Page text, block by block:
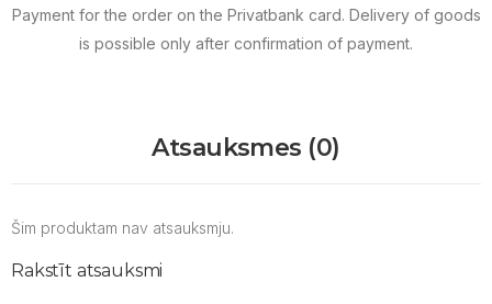
Payment for the order on the Privatbank card. Delivery of goods
is possible only after confirmation of payment.
Atsauksmes (0)
Šim produktam nav atsauksmju.
Rakstīt atsauksmi